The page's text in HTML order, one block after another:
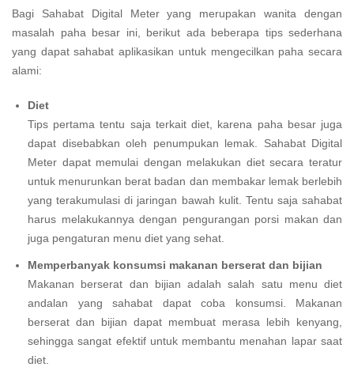
Bagi Sahabat Digital Meter yang merupakan wanita dengan
masalah paha besar ini, berikut ada beberapa tips sederhana
yang dapat sahabat aplikasikan untuk mengecilkan paha secara
alami:
Diet
Tips pertama tentu saja terkait diet, karena paha besar juga
dapat disebabkan oleh penumpukan lemak. Sahabat Digital
Meter dapat memulai dengan melakukan diet secara teratur
untuk menurunkan berat badan dan membakar lemak berlebih
yang terakumulasi di jaringan bawah kulit. Tentu saja sahabat
harus melakukannya dengan pengurangan porsi makan dan
juga pengaturan menu diet yang sehat.
Memperbanyak konsumsi makanan berserat dan bijian
Makanan berserat dan bijian adalah salah satu menu diet
andalan yang sahabat dapat coba konsumsi. Makanan
berserat dan bijian dapat membuat merasa lebih kenyang,
sehingga sangat efektif untuk membantu menahan lapar saat
diet.